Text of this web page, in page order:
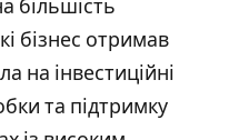
більшість
бізнес отримав
на інвестиційні
та підтримку